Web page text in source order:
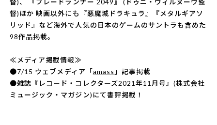
督)ほか 映画以外にも『悪魔城ドラキュラ』『メタルギアソ
リッド』など海外で人気の日本のゲームのサントラも含めた
98作品掲載。
≪メディア掲載情報≫
●7/15 ウェブメディア「amass 」記事掲載
●雑誌『レコード・コレクターズ2021年11月号』(株式会社
ミュージック・マガジン)にて書評掲載！